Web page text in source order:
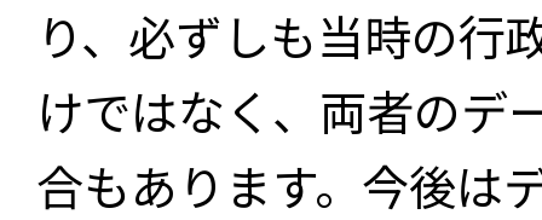
り、必ずしも当時の行
けではなく、両者のデ
合もあります。今後は